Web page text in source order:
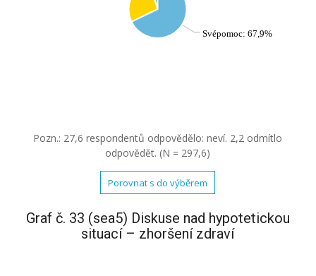
Svépomoc: 67,9%
Pozn.: 27,6 respondentů odpovědělo: neví. 2,2 odmítlo
odpovědět. (N = 297,6)
Porovnat s do výběrem
Graf č. 33 (sea5) Diskuse nad hypotetickou
situací – zhoršení zdraví